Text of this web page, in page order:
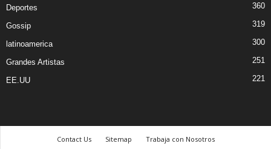
Deportes 360
Gossip 319
latinoamerica 300
Grandes Artistas 251
EE.UU 221
Contact Us Sitemap Trabaja con Nosotros